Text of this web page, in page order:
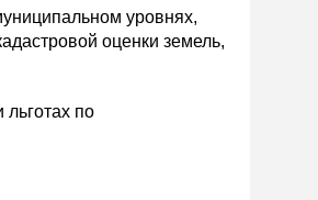
уровнях,
оценки земель,
по